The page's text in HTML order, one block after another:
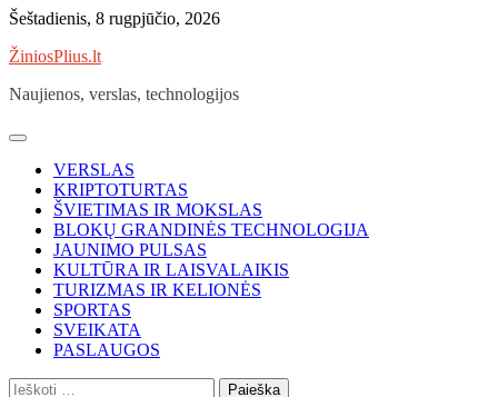
Skip
content
Šeštadienis, 8 rugpjūčio, 2026
ŽiniosPlius.lt
Naujienos, verslas, technologijos
VERSLAS
KRIPTOTURTAS
ŠVIETIMAS IR MOKSLAS
BLOKŲ GRANDINĖS TECHNOLOGIJA
JAUNIMO PULSAS
KULTŪRA IR LAISVALAIKIS
TURIZMAS IR KELIONĖS
SPORTAS
SVEIKATA
PASLAUGOS
Ieškoti: